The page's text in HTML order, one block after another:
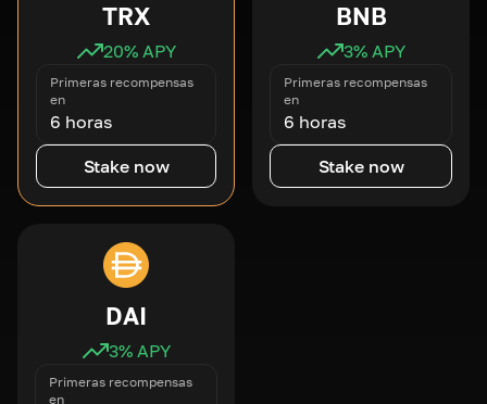
TRX
20% APY
Primeras recompensas
en
6 horas
Stake now
BNB
3% APY
Primeras recompensas
en
6 horas
Stake now
DAI
3% APY
Primeras recompensas
en